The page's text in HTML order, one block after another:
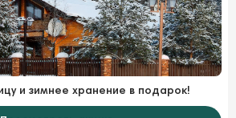
и зимнее хранение в подарок!